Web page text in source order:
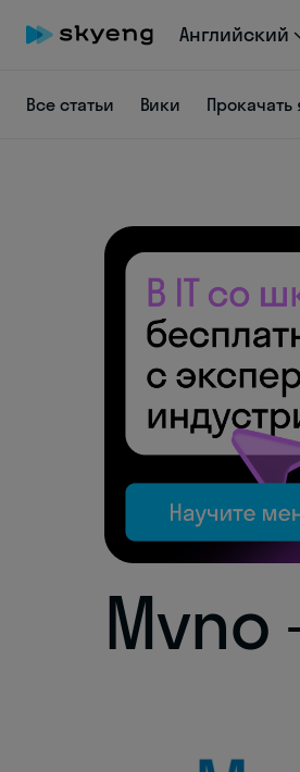
Английский
Все статьи Вики Прокачать
Mvno